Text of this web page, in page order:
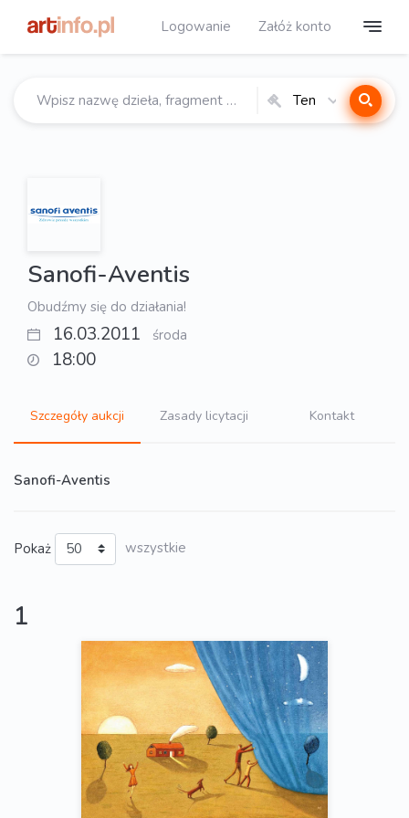
Logowanie Załóż konto
Ten
Sanofi-Aventis
Obudźmy się do działania!
16.03.2011 środa
18:00
Szczegóły aukcji Zasady licytacji Kontakt
Sanofi-Aventis
Pokaż wszystkie
1